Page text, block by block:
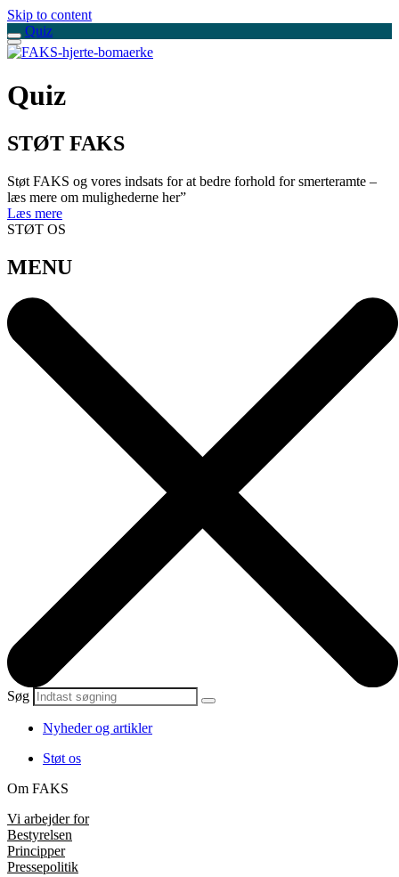
Skip to content
Quiz
Quiz
STØT FAKS
Støt FAKS og vores indsats for at bedre forhold for smerteramte –
læs mere om mulighederne her”
Læs mere
STØT OS
MENU
Søg
Nyheder og artikler
Støt os
Om FAKS
Vi arbejder for
Bestyrelsen
Principper
Pressepolitik